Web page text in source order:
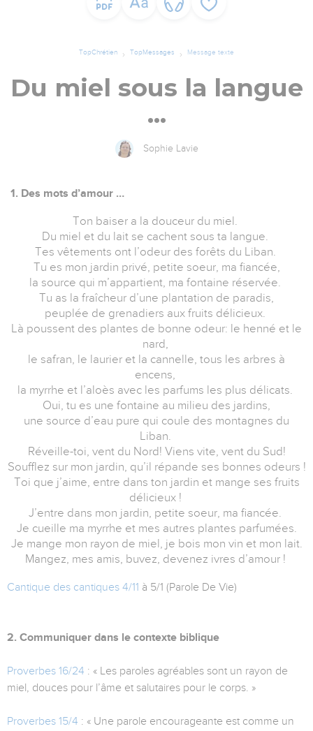
TopChrétien TopMessages Message texte
Du miel sous la langue
…
Sophie Lavie
1. Des mots d’amour …
Ton baiser a la douceur du miel.
Du miel et du lait se cachent sous ta langue.
Tes vêtements ont l’odeur des forêts du Liban.
Tu es mon jardin privé, petite soeur, ma fiancée,
la source qui m’appartient, ma fontaine réservée.
Tu as la fraîcheur d’une plantation de paradis,
peuplée de grenadiers aux fruits délicieux.
Là poussent des plantes de bonne odeur: le henné et le
nard,
le safran, le laurier et la cannelle, tous les arbres à
encens,
la myrrhe et l’aloès avec les parfums les plus délicats.
Oui, tu es une fontaine au milieu des jardins,
une source d’eau pure qui coule des montagnes du
Liban.
Réveille-toi, vent du Nord! Viens vite, vent du Sud!
Soufflez sur mon jardin, qu’il répande ses bonnes odeurs !
Toi que j’aime, entre dans ton jardin et mange ses fruits
délicieux !
J’entre dans mon jardin, petite soeur, ma fiancée.
Je cueille ma myrrhe et mes autres plantes parfumées.
Je mange mon rayon de miel, je bois mon vin et mon lait.
Mangez, mes amis, buvez, devenez ivres d’amour !
Cantique des cantiques 4/11 à 5/1 (Parole De Vie)
2. Communiquer dans le contexte biblique
Proverbes 16/24 : « Les paroles agréables sont un rayon de
miel, douces pour l’âme et salutaires pour le corps. »
Proverbes 15/4 : « Une parole encourageante est comme un